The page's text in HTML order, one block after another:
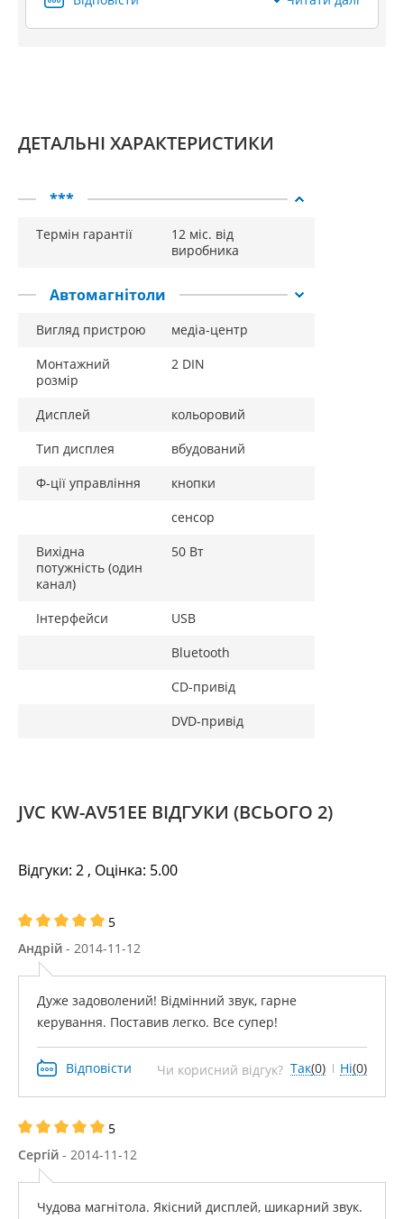
ДЕТАЛЬНІ ХАРАКТЕРИСТИКИ
***
Термін гарантії
12 міс. від
виробника
Автомагнітоли
Вигляд пристрою
медіа-центр
Монтажний
розмір
2 DIN
Дисплей
кольоровий
Тип дисплея
вбудований
Ф-ції управління
кнопки
сенсор
Вихідна
потужність (один
канал)
50 Вт
Інтерфейси
USB
Bluetooth
CD-привід
DVD-привід
JVC KW-AV51EE ВІДГУКИ (ВСЬОГО 2)
Відгуки: 2 , Оцінка: 5.00
5
Андрій - 2014-11-12
Дуже задоволений! Відмінний звук, гарне
керування. Поставив легко. Все супер!
Відповісти Чи корисний відгук? Так(0) Ні(0)
5
Сергій - 2014-11-12
Чудова магнітола. Якісний дисплей, шикарний звук.